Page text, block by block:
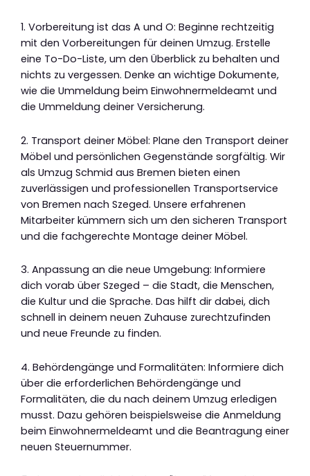
1. Vorbereitung ist das A und O: Beginne rechtzeitig
mit den Vorbereitungen für deinen Umzug. Erstelle
eine To-Do-Liste, um den Überblick zu behalten und
nichts zu vergessen. Denke an wichtige Dokumente,
wie die Ummeldung beim Einwohnermeldeamt und
die Ummeldung deiner Versicherung.
2. Transport deiner Möbel: Plane den Transport deiner
Möbel und persönlichen Gegenstände sorgfältig. Wir
als Umzug Schmid aus Bremen bieten einen
zuverlässigen und professionellen Transportservice
von Bremen nach Szeged. Unsere erfahrenen
Mitarbeiter kümmern sich um den sicheren Transport
und die fachgerechte Montage deiner Möbel.
3. Anpassung an die neue Umgebung: Informiere
dich vorab über Szeged – die Stadt, die Menschen,
die Kultur und die Sprache. Das hilft dir dabei, dich
schnell in deinem neuen Zuhause zurechtzufinden
und neue Freunde zu finden.
4. Behördengänge und Formalitäten: Informiere dich
über die erforderlichen Behördengänge und
Formalitäten, die du nach deinem Umzug erledigen
musst. Dazu gehören beispielsweise die Anmeldung
beim Einwohnermeldeamt und die Beantragung einer
neuen Steuernummer.